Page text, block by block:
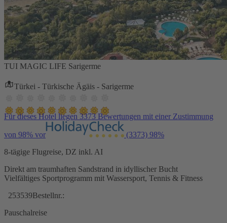
TUI MAGIC LIFE Sarigerme
Türkei - Türkische Ägäis - Sarigerme
Für dieses Hotel liegen 3373 Bewertungen mit einer Zustimmung
von 98% vor (3373) 98%
8-tägige Flugreise, DZ inkl. AI
Direkt am traumhaften Sandstrand in idyllischer Bucht
Vielfältiges Sportprogramm mit Wassersport, Tennis & Fitness
253539Bestellnr.:
Pauschalreise